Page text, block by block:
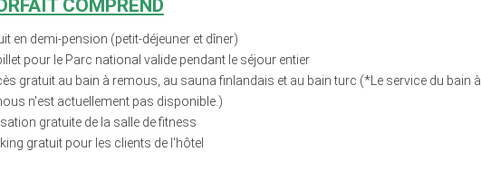
COMPREND
en demi-pension (petit-déjeuner et dîner)
pour le Parc national valide pendant le séjour entier
gratuit au bain à remous, au sauna finlandais et au bain turc (*Le service du bain à
n'est actuellement pas disponible.)
gratuite de la salle de fitness
gratuit pour les clients de l'hôtel